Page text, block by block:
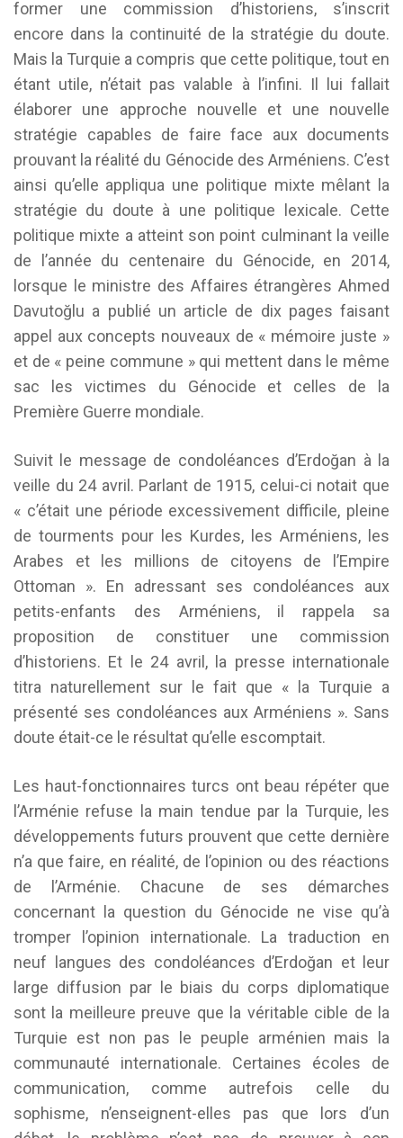
former une commission d’historiens, s’inscrit
encore dans la continuité de la stratégie du doute.
Mais la Turquie a compris que cette politique, tout en
étant utile, n’était pas valable à l’infini. Il lui fallait
élaborer une approche nouvelle et une nouvelle
stratégie capables de faire face aux documents
prouvant la réalité du Génocide des Arméniens. C’est
ainsi qu’elle appliqua une politique mixte mêlant la
stratégie du doute à une politique lexicale. Cette
politique mixte a atteint son point culminant la veille
de l’année du centenaire du Génocide, en 2014,
lorsque le ministre des Affaires étrangères Ahmed
Davutoğlu a publié un article de dix pages faisant
appel aux concepts nouveaux de « mémoire juste »
et de « peine commune » qui mettent dans le même
sac les victimes du Génocide et celles de la
Première Guerre mondiale.
Suivit le message de condoléances d’Erdoğan à la
veille du 24 avril. Parlant de 1915, celui-ci notait que
« c’était une période excessivement difficile, pleine
de tourments pour les Kurdes, les Arméniens, les
Arabes et les millions de citoyens de l’Empire
Ottoman ». En adressant ses condoléances aux
petits-enfants des Arméniens, il rappela sa
proposition de constituer une commission
d’historiens. Et le 24 avril, la presse internationale
titra naturellement sur le fait que « la Turquie a
présenté ses condoléances aux Arméniens ». Sans
doute était-ce le résultat qu’elle escomptait.
Les haut-fonctionnaires turcs ont beau répéter que
l’Arménie refuse la main tendue par la Turquie, les
développements futurs prouvent que cette dernière
n’a que faire, en réalité, de l’opinion ou des réactions
de l’Arménie. Chacune de ses démarches
concernant la question du Génocide ne vise qu’à
tromper l’opinion internationale. La traduction en
neuf langues des condoléances d’Erdoğan et leur
large diffusion par le biais du corps diplomatique
sont la meilleure preuve que la véritable cible de la
Turquie est non pas le peuple arménien mais la
communauté internationale. Certaines écoles de
communication, comme autrefois celle du
sophisme, n’enseignent-elles pas que lors d’un